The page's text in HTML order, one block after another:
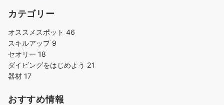
カテゴリー
オススメスポット 46
スキルアップ 9
セオリー 18
ダイビングをはじめよう 21
器材 17
おすすめ情報